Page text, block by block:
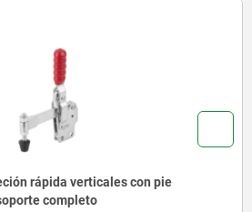
rápida verticales con pie
completo